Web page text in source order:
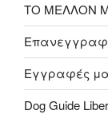
ΤΟ ΜΕΛΛΟΝ
Εγγραφές
Dog Guide